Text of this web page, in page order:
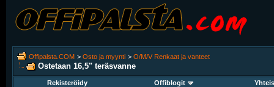
Offipalsta.COM > Osto ja myynti > O/M/V Renkaat ja vanteet
Ostetaan 16,5" teräsvanne
Rekisteröidy Offiblogit